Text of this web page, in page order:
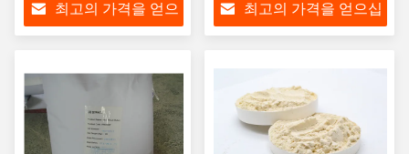
최고의 가격을 얻으 최고의 가격을 얻으십